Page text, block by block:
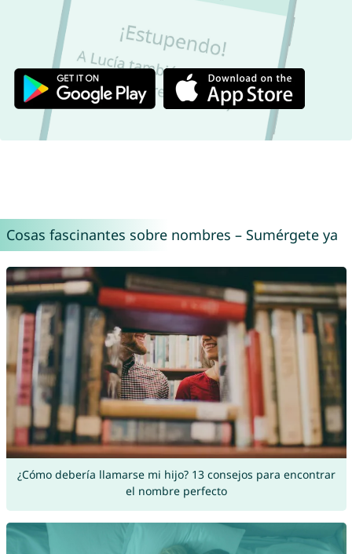
Cosas fascinantes sobre nombres – Sumérgete ya
¿Cómo debería llamarse mi hijo? 13 consejos para encontrar
el nombre perfecto